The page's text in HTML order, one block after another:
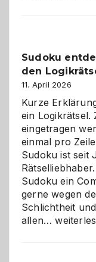
Sudoku
den
11. April 2026
Kurze
ein Logikrätsel.
eingetragen
einmal pro
Sudoku ist seit
Sudoku ein
gerne wegen
Schlichtheit
allen…Sudoku